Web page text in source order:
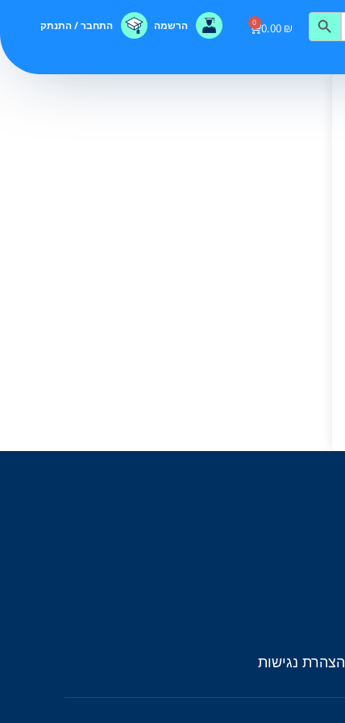
0.00 ₪
0 הרשמה התחבר / התנתק
הצהרת נגישות